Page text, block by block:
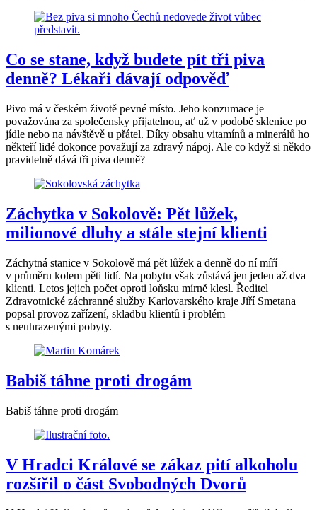
Co se stane, když budete pít tři piva
denně? Lékaři dávají odpověď
Pivo má v českém životě pevné místo. Jeho konzumace je
považována za společensky přijatelnou, ať už v podobě sklenice po
jídle nebo na návštěvě u přátel. Díky obsahu vitamínů a minerálů ho
někteří lidé dokonce považují za zdravý nápoj. Ale co když si někdo
pravidelně dává tři piva denně?
Záchytka v Sokolově: Pět lůžek,
milionové dluhy a stále stejní klienti
Záchytná stanice v Sokolově má pět lůžek a denně do ní míří
v průměru kolem pěti lidí. Na pobytu však zůstává jen jeden až dva
klienti. Letos jejich počet oproti loňsku mírně klesl. Ředitel
Zdravotnické záchranné služby Karlovarského kraje Jiří Smetana
popsal provoz zařízení, skladbu klientů i problém
s neuhrazenými pobyty.
Babiš táhne proti drogám
Babiš táhne proti drogám
V Hradci Králové se zákaz pití alkoholu
rozšířil o část Svobodných Dvorů